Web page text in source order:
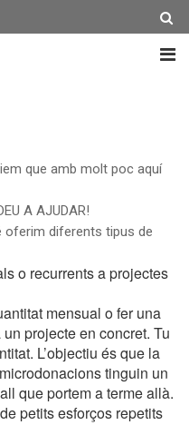
que amb molt poc aquí
A AJUDAR!
oferim diferents tipus de
o recurrents a projectes
mensual o fer una
projecte en concret. Tu
L’objectiu és que la
tinguin un
que portem a terme allà.
petits esforços repetits